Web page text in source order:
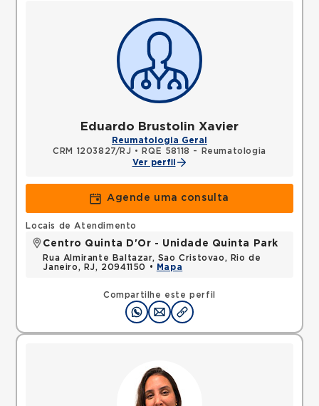
Eduardo Brustolin Xavier
Reumatologia Geral
CRM 1203827/RJ •
RQE 58118 - Reumatologia
Ver perfil
Agende uma consulta
Compartilhe este perfil
Locais de Atendimento
Centro Quinta D'Or - Unidade Quinta Park
Rua Almirante Baltazar, Sao Cristovao, Rio de
Janeiro, RJ, 20941150 •
Mapa